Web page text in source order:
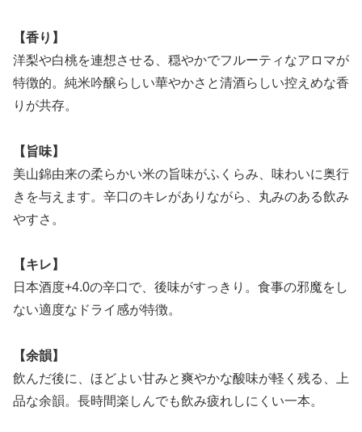
【香り】
洋梨や白桃を連想させる、穏やかでフルーティなアロマが
特徴的。純米吟醸らしい華やかさと清酒らしい控えめな香
りが共存。
【旨味】
美山錦由来の柔らかい米の旨味がふくらみ、味わいに奥行
きを与えます。辛口のキレがありながら、丸みのある飲み
やすさ。
【キレ】
日本酒度+4.0の辛口で、後味がすっきり。食事の邪魔をし
ない適度なドライ感が特徴。
【余韻】
飲んだ後に、ほどよい甘みと爽やかな酸味が軽く残る、上
品な余韻。長時間楽しんでも飲み疲れしにくい一本。